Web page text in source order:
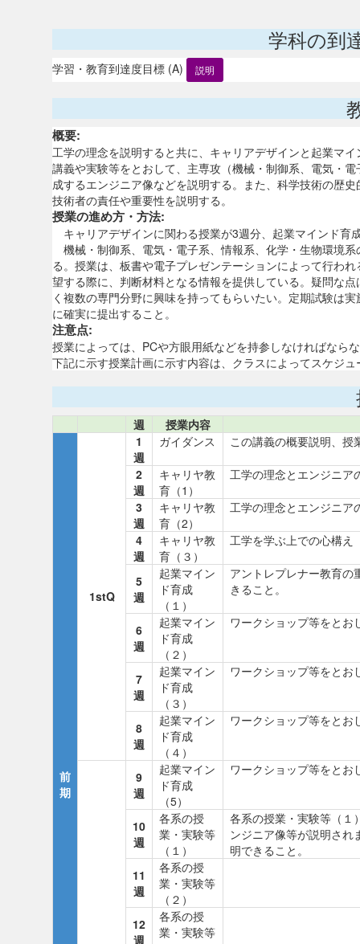
学科の到
学習・教育到達度目標 (A) 説明
概要:
工学の理念を説明すると共に、キャリアデザインと起業マ
講義や実験等をとおして、主専攻（機械・制御系、電気・
成するエンジニア像などを説明する。また、科学技術の歴
技術者の責任や重要性を説明する。
授業の進め方・方法:
キャリアデザインに関わる授業が3週分、起業マインド育
機械・制御系、電気・電子系、情報系、化学・生物環境
る。授業は、板書や電子プレゼンテーションによって行わ
望する際に、判断材料となる情報を提供している。疑問な
く複数の専門分野に興味を持ってもらいたい。定期試験は
に確実に提出すること。
注意点:
授業によっては、PCや方眼用紙などを持参しなければなら
下記に示す授業計画に示す内容は、クラスによってスケジ
週 授業内容
前
期
1stQ
1
週
ガイダンス この講義の概要説明、授
2
週
キャリヤ教
育（1）
工学の理念とエンジニア
3
週
キャリヤ教
育（2）
工学の理念とエンジニア
4
週
キャリヤ教
育（３）
工学を学ぶ上での心構え
5
週
起業マイン
ド育成
（１）
アントレプレナー教育の
きること。
6
週
起業マイン
ド育成
（２）
ワークショップ等をと
7
週
起業マイン
ド育成
（３）
ワークショップ等をと
8
週
起業マイン
ド育成
（４）
ワークショップ等をと
9
週
起業マイン
ド育成
（5）
ワークショップ等をと
10
週
各系の授
業・実験等
（１）
各系の授業・実験等（１
ンジニア像等が説明さ
明できること。
11
週
各系の授
業・実験等
（２）
12
週
各系の授
業・実験等